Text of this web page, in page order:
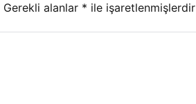
Gerekli alanlar * ile işaretlenmişlerdir